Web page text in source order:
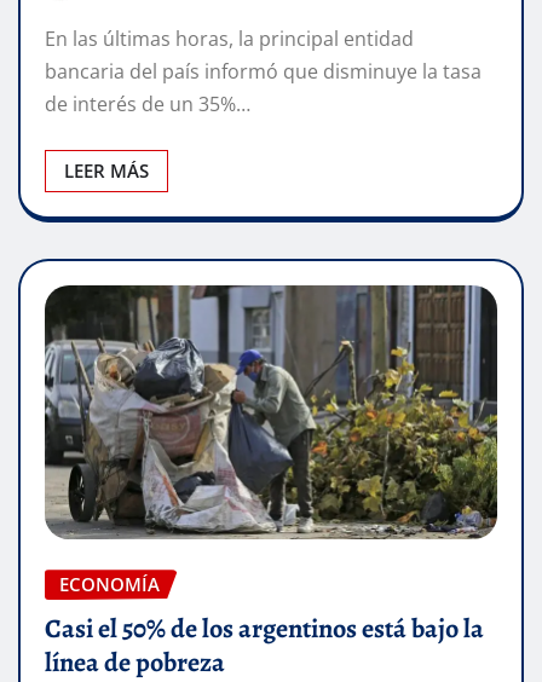
En las últimas horas, la principal entidad
bancaria del país informó que disminuye la tasa
de interés de un 35%…
LEER MÁS
ECONOMÍA
Casi el 50% de los argentinos está bajo la
línea de pobreza